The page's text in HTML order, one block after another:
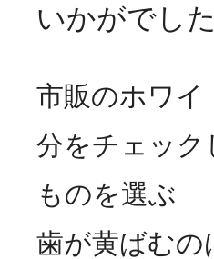
いかがでし
市販のホワイ
分をチェック
ものを選ぶ
歯が黄ばむの